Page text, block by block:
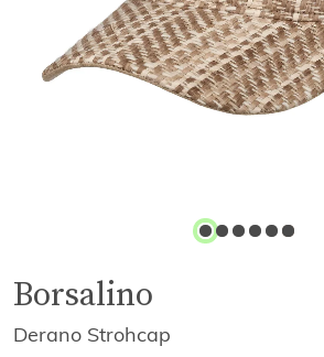
Borsalino
Derano Strohcap